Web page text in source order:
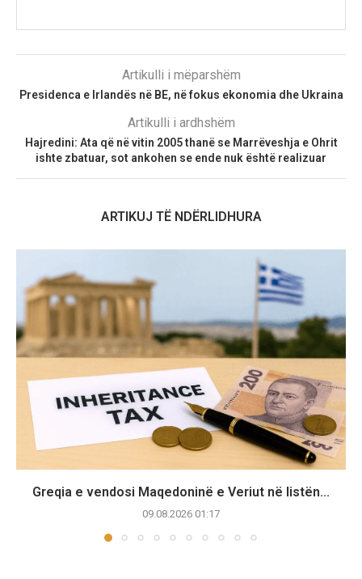
Artikulli i mëparshëm
Presidenca e Irlandës në BE, në fokus ekonomia dhe Ukraina
Artikulli i ardhshëm
Hajredini: Ata që në vitin 2005 thanë se Marrëveshja e Ohrit
ishte zbatuar, sot ankohen se ende nuk është realizuar
ARTIKUJ TË NDËRLIDHURA
Greqia e vendosi Maqedoninë e Veriut në listën...
09.08.2026 01:17